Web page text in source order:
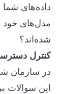
داده‌های شما
مدل‌های خود
شده‌اند؟
کنترل
در سازمان